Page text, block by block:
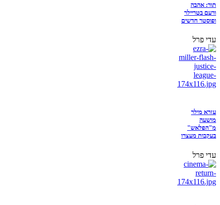
תור: אהבה
ורעם בטריילר
ופוסטר חדשים
עדי פרל
עזרא מילר
מושעה
מ"הפלאש"
בעקבות מעצרו
עדי פרל